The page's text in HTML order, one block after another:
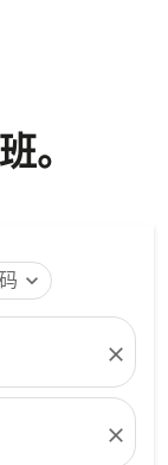
。
expand_more
close
close